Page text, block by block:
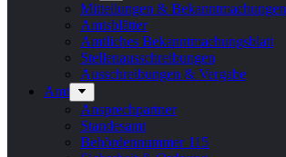
Mitteilungen & Bekanntmachungen
Amtsblätter
Amtliches Bekanntmachungsblatt
Stellenausschreibungen
Ausschreibungen & Vergabe
Amt
Ansprechpartner
Standesamt
Behördennummer 115